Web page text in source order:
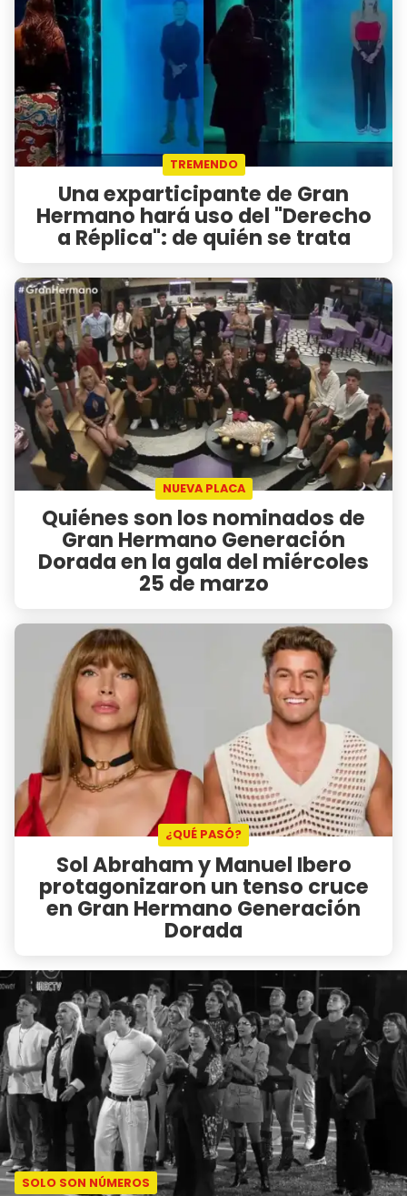
TREMENDO
Una exparticipante de Gran
Hermano hará uso del "Derecho
a Réplica": de quién se trata
NUEVA PLACA
Quiénes son los nominados de
Gran Hermano Generación
Dorada en la gala del miércoles
25 de marzo
¿QUÉ PASÓ?
Sol Abraham y Manuel Ibero
protagonizaron un tenso cruce
en Gran Hermano Generación
Dorada
SOLO SON NÚMEROS